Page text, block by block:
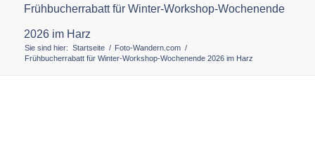
Frühbucherrabatt für Winter-Workshop-Wochenende
2026 im Harz
Sie sind hier: Startseite / Foto-Wandern.com /
Frühbucherrabatt für Winter-Workshop-Wochenende 2026 im Harz